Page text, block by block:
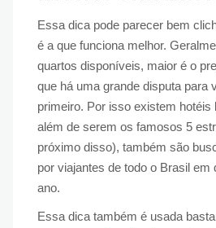
Essa dica pode parecer bem
é a que funciona melhor.
quartos disponíveis, maior é o
que há uma grande disputa para
primeiro. Por isso existem hotéis
além de serem os famosos 5
próximo disso), também são
por viajantes de todo o Brasil em
ano.
Essa dica também é usada